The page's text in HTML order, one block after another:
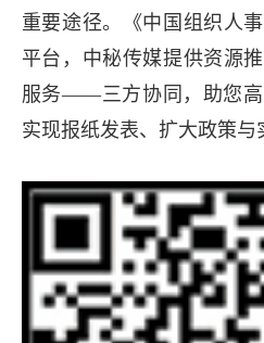
重要途径。《中国组织人
平台，中秘传媒提供资源
服务——三方协同，助您高
实现报纸发表、扩大政策与